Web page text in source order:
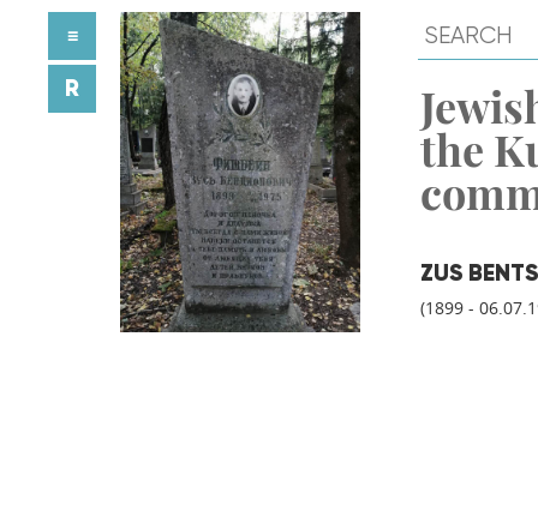
the
ZUS
(1899 -
≡
R